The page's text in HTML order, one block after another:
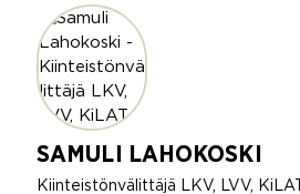
SAMULI LAHOKOSKI
Kiinteistönvälittäjä LKV, LVV, KiLAT